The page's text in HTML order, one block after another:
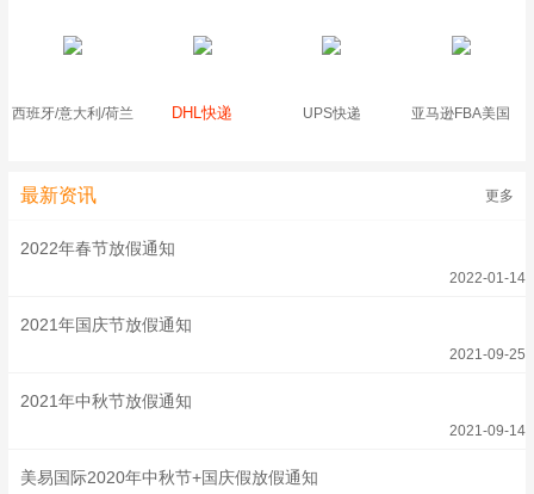
西班牙/意大利/荷兰 DHL快递 UPS快递 亚马逊FBA美国
最新资讯 更多
2022年春节放假通知
2022-01-14
2021年国庆节放假通知
2021-09-25
2021年中秋节放假通知
2021-09-14
美易国际2020年中秋节+国庆假放假通知